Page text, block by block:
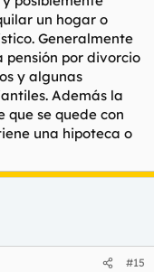
un hogar o
Generalmente
por divorcio
y algunas
Además la
se quede con
una hipoteca o
#15